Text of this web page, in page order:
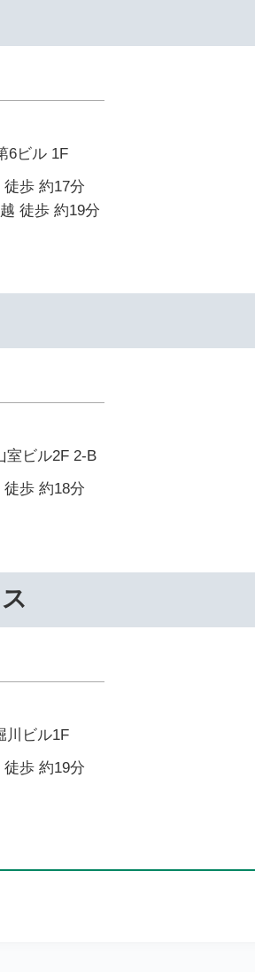
6ビル 1F
歩 約17分
徒歩 約19分
室ビル2F 2-B
歩 約18分
川ビル1F
歩 約19分